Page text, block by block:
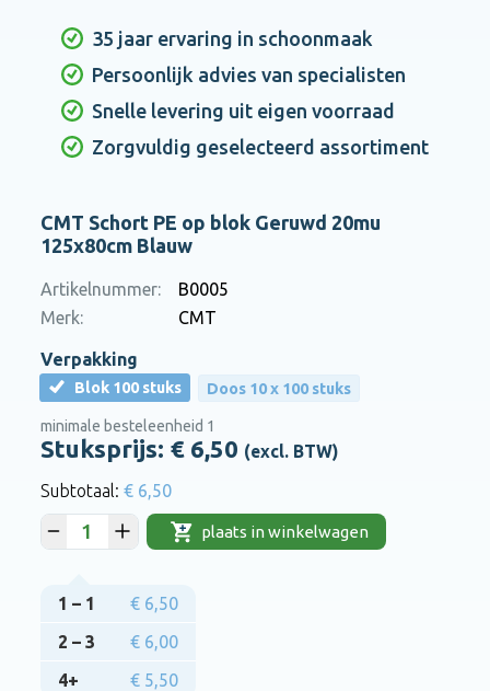
35 jaar ervaring in schoonmaak
Persoonlijk advies van specialisten
Snelle levering uit eigen voorraad
Zorgvuldig geselecteerd assortiment
CMT Schort PE op blok Geruwd 20mu
125x80cm Blauw
Artikelnummer:
B0005
Merk:
CMT
Verpakking
Blok 100 stuks Doos 10 x 100 stuks
minimale besteleenheid 1
Stuksprijs: € 6,50 (excl. BTW)
€ 6,50
plaats in winkelwagen
1 – 1
€ 6,50
2 – 3
€ 6,00
4+
€ 5,50